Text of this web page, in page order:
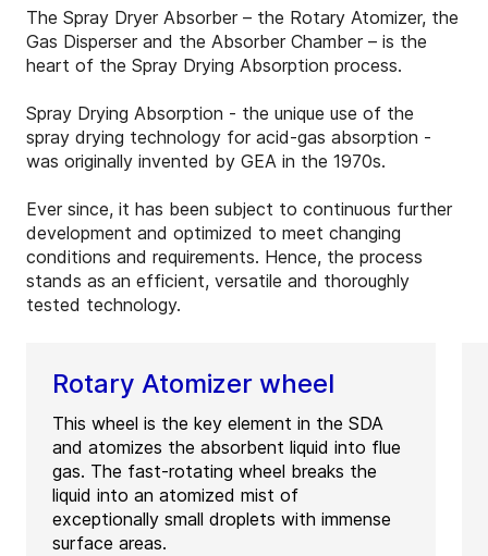
The Spray Dryer Absorber – the Rotary Atomizer, the
Gas Disperser and the Absorber Chamber – is the
heart of the Spray Drying Absorption process.
Spray Drying Absorption - the unique use of the
spray drying technology for acid-gas absorption -
was originally invented by GEA in the 1970s.
Ever since, it has been subject to continuous further
development and optimized to meet changing
conditions and requirements. Hence, the process
stands as an efficient, versatile and thoroughly
tested technology.
Rotary Atomizer wheel
This wheel is the key element in the SDA
and atomizes the absorbent liquid into flue
gas. The fast-rotating wheel breaks the
liquid into an atomized mist of
exceptionally small droplets with immense
surface areas.